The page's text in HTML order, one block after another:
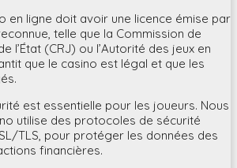
en ligne doit avoir une licence émise par
telle que la Commission de
l’État (CRJ) ou l’Autorité des jeux en
que le casino est légal et que les
est essentielle pour les joueurs. Nous
utilise des protocoles de sécurité
TLS, pour protéger les données des
financières.